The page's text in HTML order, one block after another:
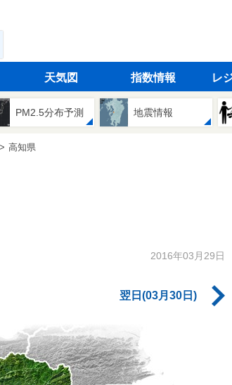
天気図 指数情報 レ
PM2.5分布予測 地震情報
高知県
2016年03月29日
翌日(03月30日)